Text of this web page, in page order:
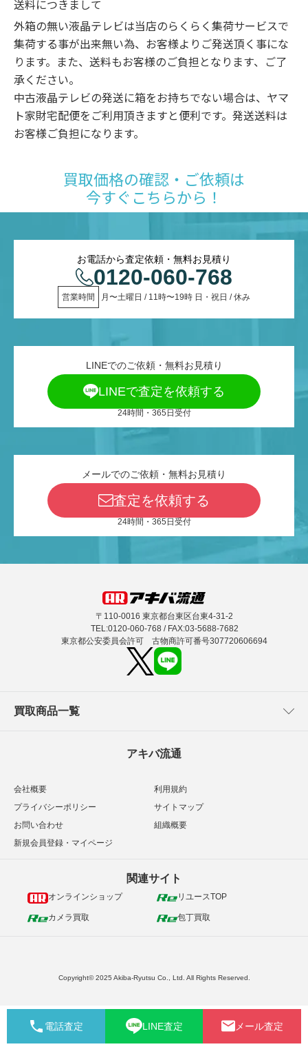
送料につきまして
外箱の無い液晶テレビは当店のらくらく集荷サービスで
集荷する事が出来無い為、お客様よりご発送頂く事にな
ります。また、送料もお客様のご負担となります、ご了
承ください。
中古液晶テレビの発送に箱をお持ちでない場合は、ヤマ
ト家財宅配便をご利用頂きますと便利です。発送送料は
お客様ご負担になります。
買取価格の確認・ご依頼は
今すぐこちらから！
お電話から査定依頼・無料お見積り
0120-060-768
営業時間 月〜土曜日 / 11時〜19時 日・祝日 / 休み
LINEでのご依頼・無料お見積り
LINEで査定を依頼する
24時間・365日受付
メールでのご依頼・無料お見積り
査定を依頼する
24時間・365日受付
〒110-0016 東京都台東区台東4-31-2
TEL:0120-060-768 / FAX:03-5688-7682
東京都公安委員会許可 古物商許可番号307720606694
買取商品一覧
アキバ流通
会社概要
利用規約
プライバシーポリシー
サイトマップ
お問い合わせ
組織概要
新規会員登録・マイページ
関連サイト
オンラインショップ リユースTOP
カメラ買取 包丁買取
Copyright© 2025 Akiba-Ryutsu Co., Ltd. All Rights Reserved.
電話査定 LINE査定 メール査定